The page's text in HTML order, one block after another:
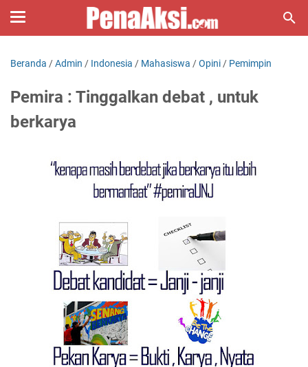
Beranda /Admin / Indonesia / Mahasiswa /Opini / Pemimpin
Pemira : Tinggalkan debat , untuk
berkarya